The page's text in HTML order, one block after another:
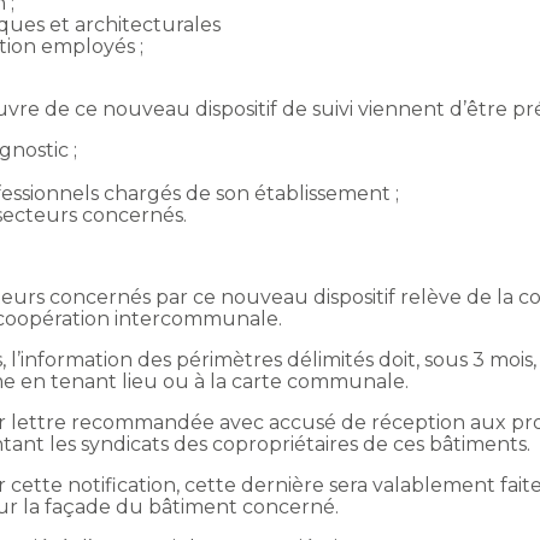
et architecturales
employés ;
de ce nouveau dispositif de suivi viennent d’être
;
chargés de son établissement ;
concernés.
concernés par ce nouveau dispositif relève de la
intercommunale.
l’information des périmètres délimités doit, sous 3
en tenant lieu ou à la carte communale.
recommandée avec accusé de réception aux
les syndicats des copropriétaires de ces bâtiments.
notification, cette dernière sera valablement faite
la façade du bâtiment concerné.